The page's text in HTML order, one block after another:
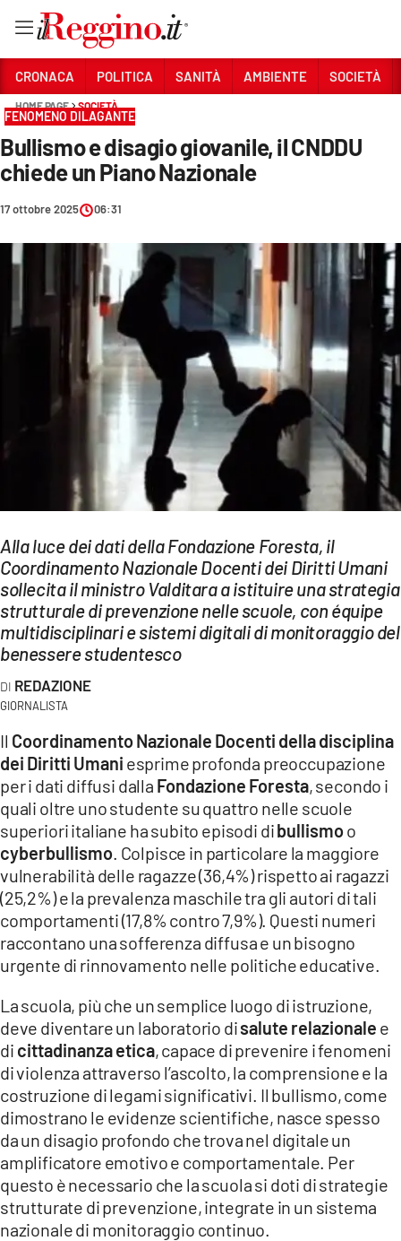
Sezioni
CRONACA
SOCIETÀ
CULTURA
ECONOMIA E LAVORO
Streaming
LAC TV
LAC NETWORK
LAC ONAIR
Network
LACTV.IT
LACONAIR.IT
LACITYMAG.IT
ILREGGINO.IT
COSENZACHANNEL.IT
ILVIBONESE.IT
LACAPITALENEWS.IT
App
ANDROID
APPLE
CRONACA POLITICA SANITÀ AMBIENTE SOCIETÀ
HOME PAGE SOCIETÀ
FENOMENO DILAGANTE
Bullismo e disagio giovanile, il CNDDU
chiede un Piano Nazionale
17 ottobre 2025 06:31
Alla luce dei dati della Fondazione Foresta, il
Coordinamento Nazionale Docenti dei Diritti Umani
sollecita il ministro Valditara a istituire una strategia
strutturale di prevenzione nelle scuole, con équipe
multidisciplinari e sistemi digitali di monitoraggio del
benessere studentesco
REDAZIONE
GIORNALISTA
Il Coordinamento Nazionale Docenti della disciplina
dei Diritti Umani esprime profonda preoccupazione
per i dati diffusi dalla Fondazione Foresta, secondo i
quali oltre uno studente su quattro nelle scuole
superiori italiane ha subito episodi dibullismoo
cyberbullismo . Colpisce in particolare la maggiore
vulnerabilità delle ragazze (36,4%) rispetto ai ragazzi
(25,2%) e la prevalenza maschile tra gli autori di tali
comportamenti (17,8% contro 7,9%). Questi numeri
raccontano una sofferenza diffusa e un bisogno
urgente di rinnovamento nelle politiche educative.
La scuola, più che un semplice luogo di istruzione,
deve diventare un laboratorio disalute relazionale e
di cittadinanza etica, capace di prevenire i fenomeni
di violenza attraverso l’ascolto, la comprensione e la
costruzione di legami significativi. Il bullismo, come
dimostrano le evidenze scientifiche, nasce spesso
da un disagio profondo che trova nel digitale un
amplificatore emotivo e comportamentale. Per
questo è necessario che la scuola si doti di strategie
strutturate di prevenzione, integrate in un sistema
nazionale di monitoraggio continuo.